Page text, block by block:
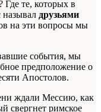
Где те, которых в
называл друзьями
на эти вопросы мы
события, мы
предположение о
Апостолов.
ждали Мессию, как
свергнет римское